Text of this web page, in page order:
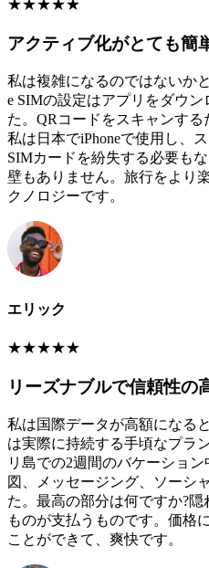
★★★★★
アクティブ化がとても簡
私は複雑になるのではないか
e SIMの設定はアプリをダウ
た。QRコードをスキャンする
私は日本でiPhoneで使用し、
SIMカードを紛失する必要も
壁もありません。旅行をより
クノロジーです。
エリック
★★★★★
リーズナブルで信頼性の
私は国際データが高額になる
は実際に持続する手頃なプラ
リ島での2週間のバケーショ
図、メッセージング、ソーシ
た。最高の部分は何ですか?
ものが支払うものです。価格
ことができて、爽快です。